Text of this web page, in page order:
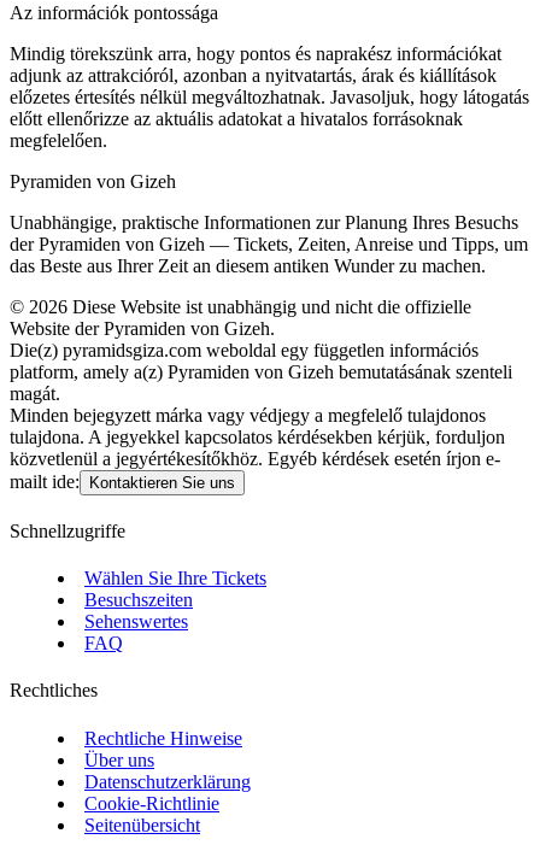
Az információk pontossága
Mindig törekszünk arra, hogy pontos és naprakész információkat
adjunk az attrakcióról, azonban a nyitvatartás, árak és kiállítások
előzetes értesítés nélkül megváltozhatnak. Javasoljuk, hogy látogatás
előtt ellenőrizze az aktuális adatokat a hivatalos forrásoknak
megfelelően.
Pyramiden von Gizeh
Unabhängige, praktische Informationen zur Planung Ihres Besuchs
der Pyramiden von Gizeh — Tickets, Zeiten, Anreise und Tipps, um
das Beste aus Ihrer Zeit an diesem antiken Wunder zu machen.
© 2026 Diese Website ist unabhängig und nicht die offizielle
Website der Pyramiden von Gizeh.
Die(z) pyramidsgiza.com weboldal egy független információs
platform, amely a(z) Pyramiden von Gizeh bemutatásának szenteli
magát.
Minden bejegyzett márka vagy védjegy a megfelelő tulajdonos
tulajdona. A jegyekkel kapcsolatos kérdésekben kérjük, forduljon
közvetlenül a jegyértékesítőkhöz. Egyéb kérdések esetén írjon e-
mailt ide:
Kontaktieren Sie uns
Schnellzugriffe
Wählen Sie Ihre Tickets
Besuchszeiten
Sehenswertes
FAQ
Rechtliches
Rechtliche Hinweise
Über uns
Datenschutzerklärung
Cookie-Richtlinie
Seitenübersicht